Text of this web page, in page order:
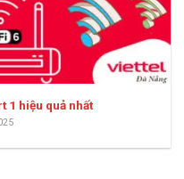
1 hiệu quả nhất